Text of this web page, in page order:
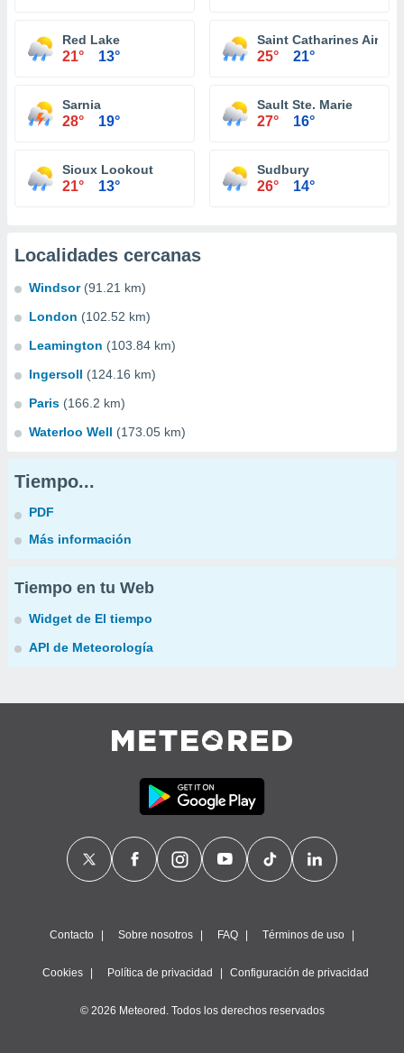
Red Lake
21° 13°
Saint Catharines Airport
25° 21°
Sarnia
28° 19°
Sault Ste. Marie
27° 16°
Sioux Lookout
21° 13°
Sudbury
26° 14°
Localidades cercanas
Windsor (91.21 km)
London (102.52 km)
Leamington (103.84 km)
Ingersoll (124.16 km)
Paris (166.2 km)
Waterloo Well (173.05 km)
Tiempo...
PDF
Más información
Tiempo en tu Web
Widget de El tiempo
API de Meteorología
Contacto Sobre nosotros FAQ Términos de uso
Cookies Política de privacidad Configuración de privacidad
© 2026 Meteored. Todos los derechos reservados